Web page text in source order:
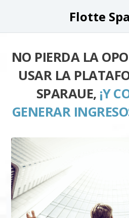
Flotte
NO PIERDA LA
USAR LA
SPARAUE, ¡Y
GENERAR